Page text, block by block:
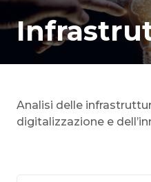
Analisi delle
digitalizzazione e